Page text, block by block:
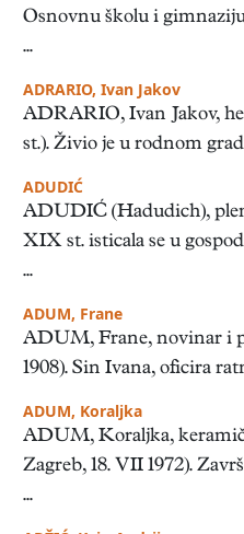
Osnovnu školu i
...
ADRARIO, Ivan Jakov
ADRARIO, Ivan Jakov,
st.). Živio je u rodnom
ADUDIĆ
ADUDIĆ (Hadudich),
XIX st. isticala se u
...
ADUM, Frane
ADUM, Frane, novinar i
1908). Sin Ivana, oficira
ADUM, Koraljka
ADUM, Koraljka,
Zagreb, 18. VII 1972).
...